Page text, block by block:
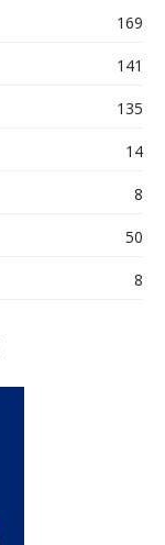
169
141
135
14
8
50
8